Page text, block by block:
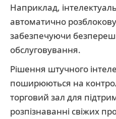
Наприклад,
автоматично
забезпечуючи
обслуговування.
Рішення штучного
поширюються на
торговий зал для
розпізнаванні свіжих